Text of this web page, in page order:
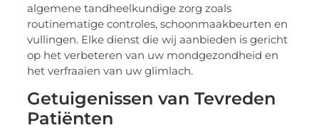
algemene tandheelkundige zorg zoals
routinematige controles, schoonmaakbeurten en
vullingen. Elke dienst die wij aanbieden is gericht
op het verbeteren van uw mondgezondheid en
het verfraaien van uw glimlach.
Getuigenissen van Tevreden
Patiënten